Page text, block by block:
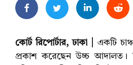
কোর্ট রিপোর্টার, ঢাকা | একটি
প্রকাশ করেছেন উচ্চ আদালত।